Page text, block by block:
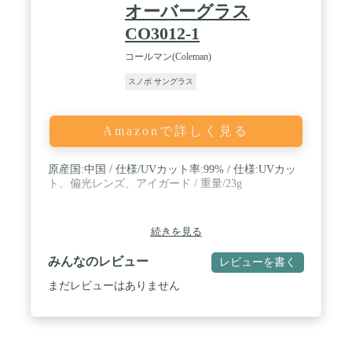
オーバーグラス
CO3012-1
コールマン(Coleman)
スノボ サングラス
Amazonで詳しく見る
原産国:中国 / 仕様/UVカット率:99% / 仕様:UVカッ
ト、偏光レンズ、アイガード / 重量/23g
続きを見る
みんなのレビュー レビューを書く
まだレビューはありません